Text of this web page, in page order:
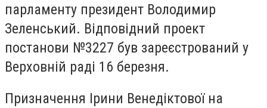
парламенту президент Володимир
Зеленський. Відповідний проект
постанови №3227 був зареєстрований у
Верховній раді 16 березня.
Призначення Ірини Венедіктової на